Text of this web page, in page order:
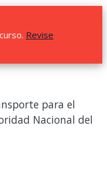
Revise
para el
Nacional del